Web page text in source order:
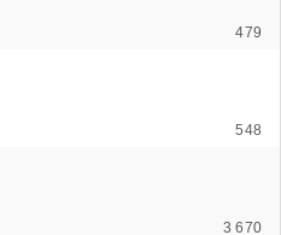
479
548
3 670